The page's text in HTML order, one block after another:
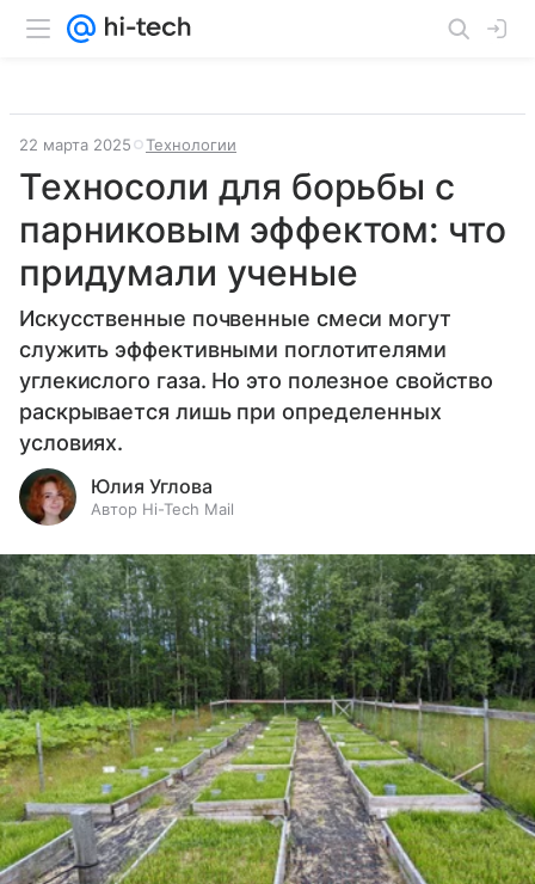
22 марта 2025 Технологии
Техносоли для борьбы с
парниковым эффектом: что
придумали ученые
Искусственные почвенные смеси могут
служить эффективными поглотителями
углекислого газа. Но это полезное свойство
раскрывается лишь при определенных
условиях.
Юлия Углова
Автор Hi-Tech Mail